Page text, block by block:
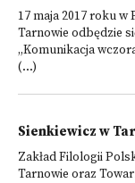
17 maja 2017 roku w
Tarnowie odbędzie
„Komunikacja
(...)
Sienkiewicz w
Zakład Filologii
Tarnowie oraz